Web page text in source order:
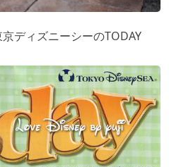
ディズニーシーのTODAY